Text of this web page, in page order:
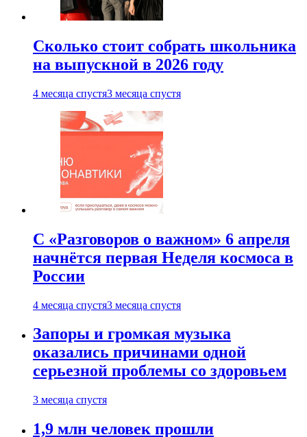
Сколько стоит собрать школьника
на выпускной в 2026 году
4 месяца спустя3 месяца спустя
С «Разговоров о важном» 6 апреля
начнётся первая Неделя космоса в
России
4 месяца спустя3 месяца спустя
Запоры и громкая музыка
оказались причинами одной
серьезной проблемы со здоровьем
3 месяца спустя
1,9 млн человек прошли